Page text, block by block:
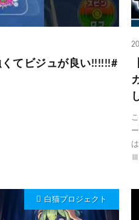
てビジュが良い!!!!!!#
白猫プロジェクト